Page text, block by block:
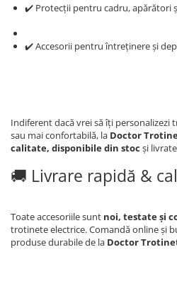
✔️ Protecții pentru cadru, apărători
✔️ Accesorii pentru întreținere și
Indiferent dacă vrei să îți personalizezi
sau mai confortabilă, la Doctor
calitate, disponibile din stoc și
🚚 Livrare rapidă &
Toate accesoriile sunt noi, testate și
trotinete electrice. Comandă online și
produse durabile de la Doctor